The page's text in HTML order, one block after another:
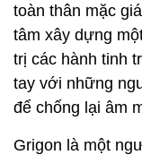
toàn thân mặc
tâm xây dựng
trị các hành tinh
tay với những
để chống lại âm
Grigon là một